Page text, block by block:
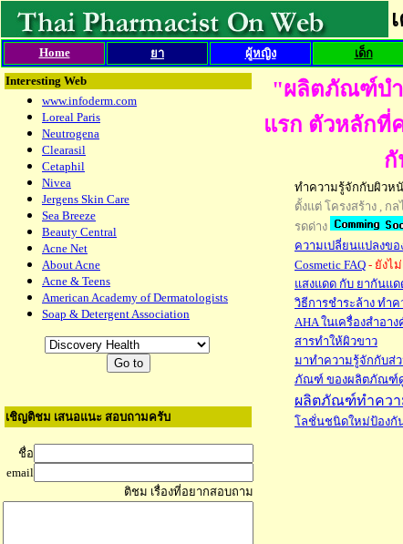
Home ยา ผู้หญิง เด็ก
Interesting Web
www.infoderm.com
Loreal Paris
Neutrogena
Clearasil
Cetaphil
Nivea
Jergens Skin Care
Sea Breeze
Beauty Central
Acne Net
About Acne
Acne & Teens
American Academy of Dermatologists
Soap & Detergent Association
เชิญติชม เสนอแนะ สอบถามครับ
ชื่อ
email
ติชม เรื่องที่อยากสอบถาม
"ผลิตภัณฑ์บำ
แรก ตัวหลักที่
ทำความรู้จักกับผิวห
ตั้งแต่ โครงสร้าง , ก
รดด่าง
ความเปลี่ยนแปลงข
Cosmetic FAQ - ยังไ
แสงแดด กับ ยากันแด
วิธีการชำระล้าง ทำ
AHA ในเครื่องสำอาง
สารทำให้ผิวขาว
มาทำความรู้จักกับส่
ภัณฑ์ ของผลิตภัณฑ์
ผลิตภัณฑ์ทำควา
โลชั่นชนิดใหม่ป้องกั